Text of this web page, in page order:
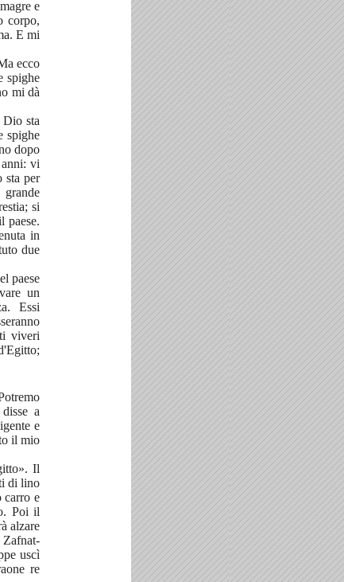
e
corpo,
E mi
ecco
spighe
mi dà
Dio sta
spighe
dopo
anni: vi
sta per
si
paese.
in
due
paese
un
Essi
viveri
a
e
il mio
Il
di lino
carro e
Poi il
alzare
uscì
re